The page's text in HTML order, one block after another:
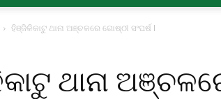
ହିଞ୍ଜିଳିକାଟୁ ଥାନା ଅଞ୍ଚଳରେ ଗୋଷ୍ଠୀ ସଂଘର୍ଷ l
ଥାନା